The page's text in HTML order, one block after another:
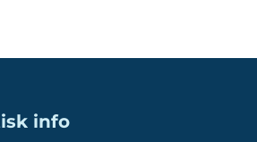
info